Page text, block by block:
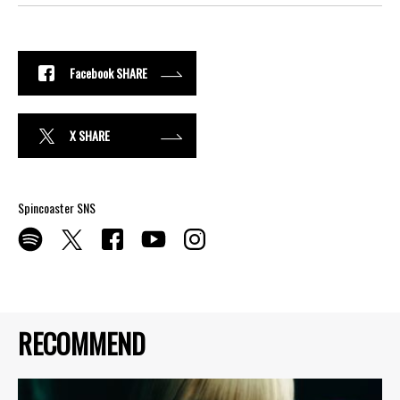
RECOMMEND
Facebook SHARE
X SHARE
Spincoaster SNS